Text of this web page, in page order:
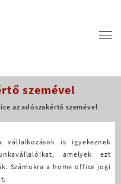
szemével
az adószakértő szemével
is igyekeznek
amelyek ezt
Számukra a home office jogi